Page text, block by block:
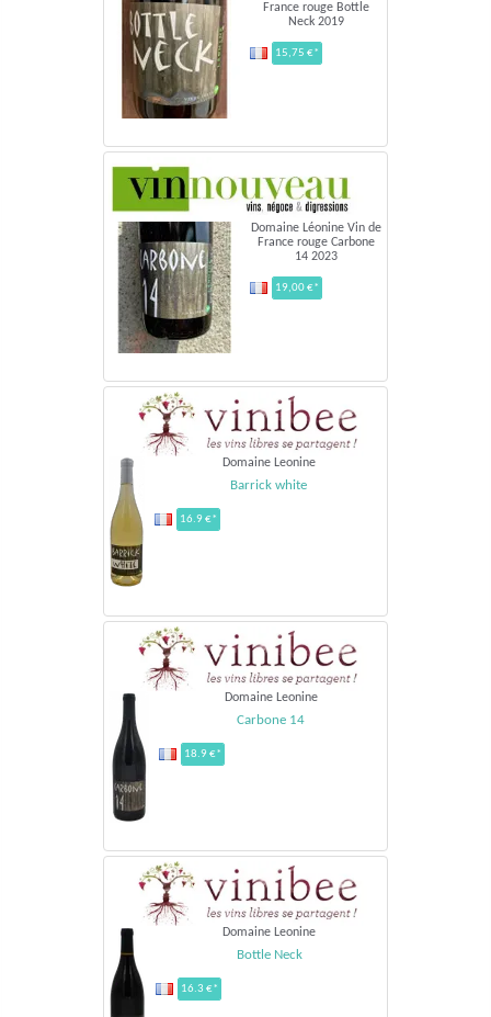
France rouge Bottle
Neck 2019
15,75 €*
Domaine Léonine Vin de
France rouge Carbone
14 2023
19,00 €*
Domaine Leonine
Barrick white
16.9 €*
Domaine Leonine
Carbone 14
18.9 €*
Domaine Leonine
Bottle Neck
16.3 €*